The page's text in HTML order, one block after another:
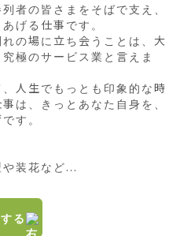
者の皆さまをそばで支え、
げる仕事です。
の場に立ち会うことは、大
極のサービス業と言えま
人生でもっとも印象的な時
は、きっとあなた自身を、
す。
装花など...
る